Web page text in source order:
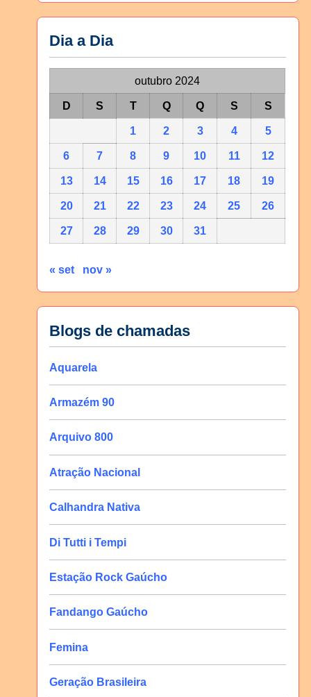
Dia a Dia
outubro 2024
D S T Q Q S S
1 2 3 4 5
6 7 8 9 10 11 12
13 14 15 16 17 18 19
20 21 22 23 24 25 26
27 28 29 30 31
« set nov »
Blogs de chamadas
Aquarela
Armazém 90
Arquivo 800
Atração Nacional
Calhandra Nativa
Di Tutti i Tempi
Estação Rock Gaúcho
Fandango Gaúcho
Femina
Geração Brasileira